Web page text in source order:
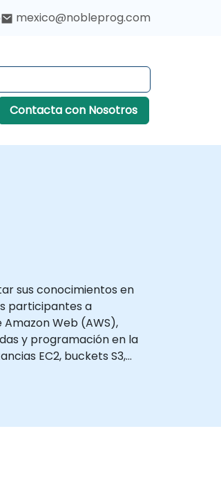
mexico@nobleprog.com
Contacta con Nosotros
sus conocimientos en
participantes a
Web (AWS),
y programación en la
EC2, buckets S3,